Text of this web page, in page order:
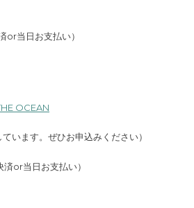
or当日お支払い）
OCEAN
います。ぜひお申込みください）
or当日お支払い）